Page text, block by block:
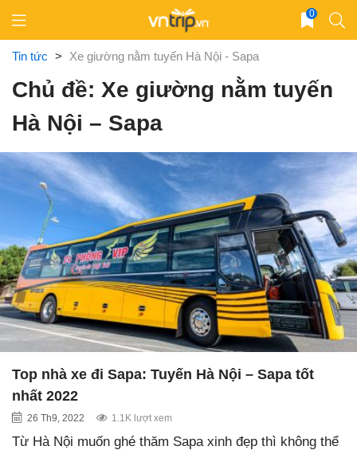
content
0
Tin tức > Xe giường nằm tuyến Hà Nội - Sapa
Chủ đề: Xe giường nằm tuyến
Hà Nội – Sapa
Top nhà xe đi Sapa: Tuyến Hà Nội – Sapa tốt
nhất 2022
26 Th9, 2022 1.1K lượt xem
Từ Hà Nội muốn ghé thăm Sapa xinh đẹp thì không thể